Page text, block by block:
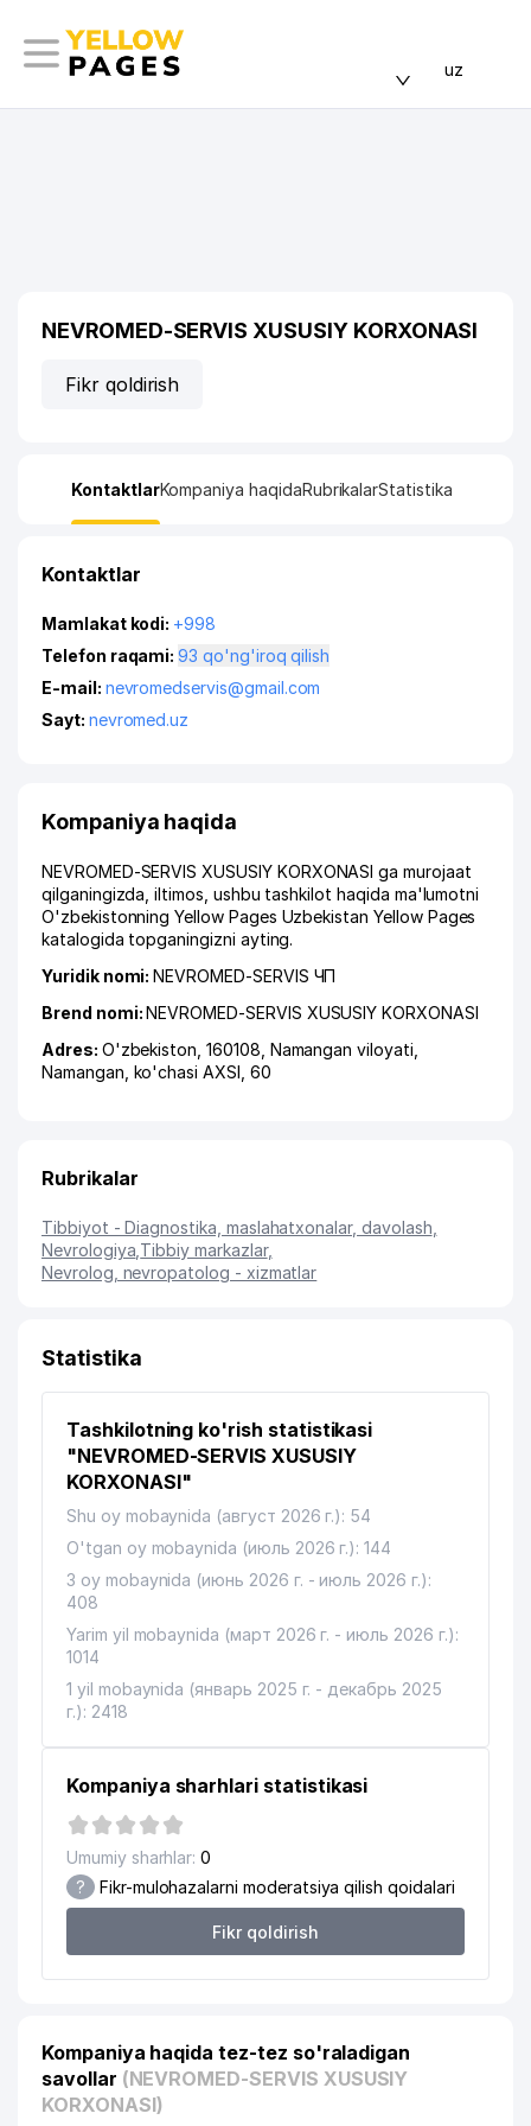
uz
NEVROMED-SERVIS XUSUSIY KORXONASI
Fikr qoldirish
KontaktlarKompaniya haqidaRubrikalarStatistika
Kontaktlar
Mamlakat kodi: +998
Telefon raqami:
93 qo'ng'iroq qilish
E-mail: nevromedservis@gmail.com
Sayt: nevromed.uz
Kompaniya haqida
NEVROMED-SERVIS XUSUSIY KORXONASI ga murojaat
qilganingizda, iltimos, ushbu tashkilot haqida ma'lumotni
O'zbekistonning Yellow Pages Uzbekistan Yellow Pages
katalogida topganingizni ayting.
Yuridik nomi:NEVROMED-SERVIS ЧП
Brend nomi:NEVROMED-SERVIS XUSUSIY KORXONASI
Adres: O'zbekiston, 160108, Namangan viloyati
Namangan ko'chasi AXSI , 60
Rubrikalar
Tibbiyot - Diagnostika, maslahatxonalar, davolash
Nevrologiya Tibbiy markazlar,
Nevrolog, nevropatolog - xizmatlar
Statistika
Tashkilotning ko'rish statistikasi
"NEVROMED-SERVIS XUSUSIY
KORXONASI"
Shu oy mobaynida (август 2026 г.): 54
O'tgan oy mobaynida (июль 2026 г.): 144
3 oy mobaynida (июнь 2026 г. - июль 2026 г.):
408
Yarim yil mobaynida (март 2026 г. - июль 2026 г.):
1014
1 yil mobaynida (январь 2025 г. - декабрь 2025
г.): 2418
Kompaniya sharhlari statistikasi
Umumiy sharhlar: 0
? Fikr-mulohazalarni moderatsiya qilish qoidalari
Fikr qoldirish
Kompaniya haqida tez-tez so'raladigan
savollar (NEVROMED-SERVIS XUSUSIY
KORXONASI)